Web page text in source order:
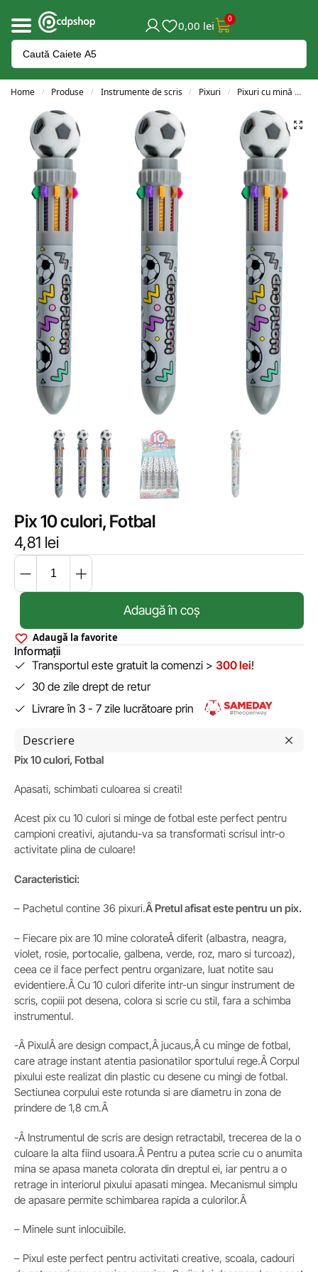
0,00 lei 0
Home / Produse / Instrumente de scris / Pixuri / Pixuri cu mină
Pix 10 culori, Fotbal
4,81 lei
Adaugă în coș
Adaugă la favorite
Informații
Transportul este gratuit la comenzi > 300 lei!
30 de zile drept de retur
Livrare în 3 - 7 zile lucrătoare prin
Descriere
Pix 10 culori, Fotbal
Apasati, schimbati culoarea si creati!
Acest pix cu 10 culori si minge de fotbal este perfect pentru
campioni creativi, ajutandu-va sa transformati scrisul intr-o
activitate plina de culoare!
Caracteristici:
– Pachetul contine 36 pixuri.Â Pretul afisat este pentru un pix.
– Fiecare pix are 10 mine colorateÂ diferit (albastra, neagra,
violet, rosie, portocalie, galbena, verde, roz, maro si turcoaz),
ceea ce il face perfect pentru organizare, luat notite sau
evidentiere.Â Cu 10 culori diferite intr-un singur instrument de
scris, copiii pot desena, colora si scrie cu stil, fara a schimba
instrumentul.
-Â PixulÂ are design compact,Â jucaus,Â cu minge de fotbal,
care atrage instant atentia pasionatilor sportului rege.Â Corpul
pixului este realizat din plastic cu desene cu mingi de fotbal.
Sectiunea corpului este rotunda si are diametru in zona de
prindere de 1,8 cm.Â
-Â Instrumentul de scris are design retractabil, trecerea de la o
culoare la alta fiind usoara.Â Pentru a putea scrie cu o anumita
mina se apasa maneta colorata din dreptul ei, iar pentru a o
retrage in interiorul pixului apasati mingea. Mecanismul simplu
de apasare permite schimbarea rapida a culorilor.Â
– Minele sunt inlocuibile.
– Pixul este perfect pentru activitati creative, scoala, cadouri